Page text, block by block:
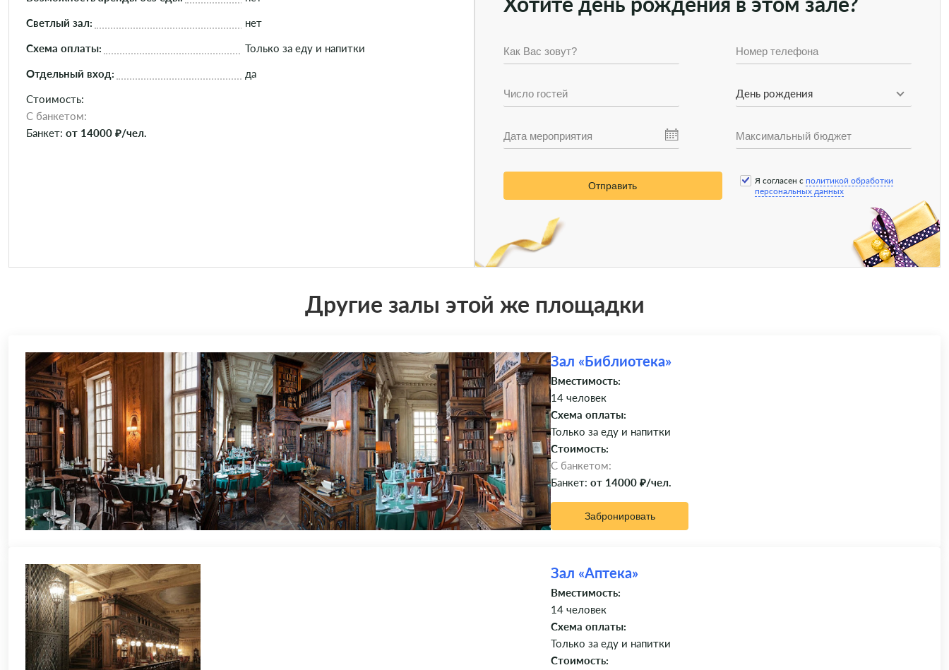
Светлый зал:
нет
Схема оплаты:
Только за еду и напитки
Отдельный вход:
да
Стоимость:
C банкетом:
Банкет: от 14000 ₽/чел.
День рождения
Отправить Я согласен с политикой обработки
персональных данных
Другие залы этой же площадки
Зал «Библиотека»
Вместимость:
14 человек
Схема оплаты:
Только за еду и напитки
Стоимость:
C банкетом:
Банкет: от 14000 ₽/чел.
Забронировать
Зал «Аптека»
Вместимость:
14 человек
Схема оплаты:
Только за еду и напитки
Стоимость: